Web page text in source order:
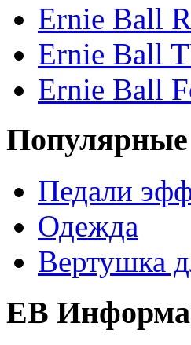
Ernie Ball
Ernie Ball
Ernie Ball
Педали
Одежда
Вертушка
EB